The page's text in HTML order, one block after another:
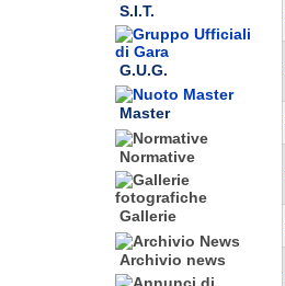
S.I.T.
G.U.G.
Master
Normative
Gallerie
Archivio news